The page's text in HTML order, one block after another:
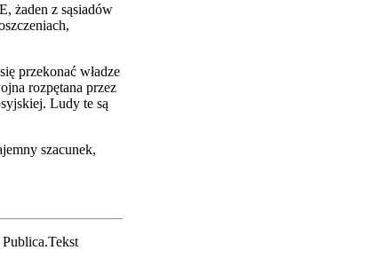
żaden z sąsiadów
przekonać władze
rozpętana przez
Ludy te są
szacunek,